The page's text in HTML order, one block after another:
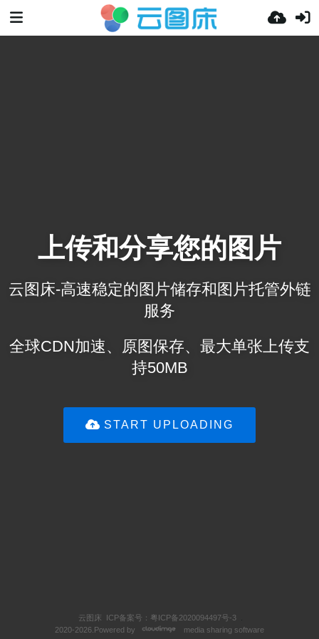
上传和分享您的图片
云图床-高速稳定的图片储存和图片托管外链
服务
全球CDN加速、原图保存、最大单张上传支
持50MB
START UPLOADING
云图床 ICP备案号：粤ICP备2020094497号-3
2020-2026.Powered by
media sharing software